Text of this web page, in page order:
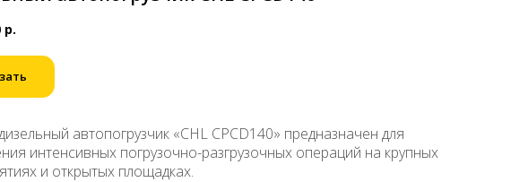
р.
автопогрузчик «CHL CPCD140» предназначен для
интенсивных погрузочно-разгрузочных операций на крупных
и открытых площадках.